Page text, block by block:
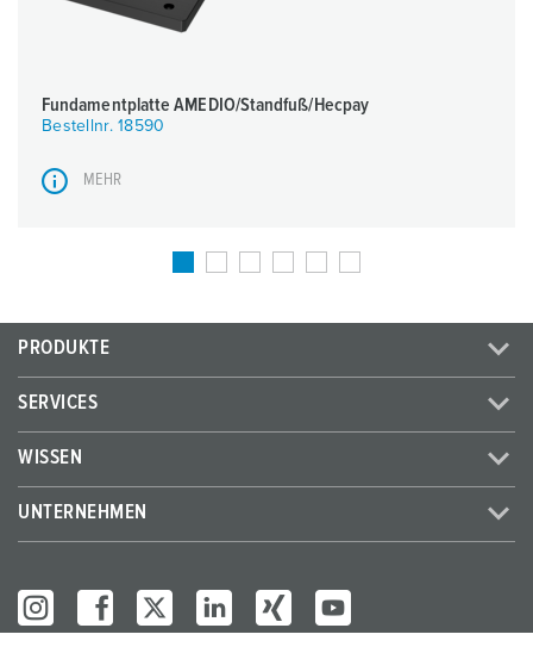
Fundamentplatte AMEDIO/Standfuß/Hecpay
Bestellnr. 18590
MEHR
PRODUKTE
SERVICES
WISSEN
UNTERNEHMEN